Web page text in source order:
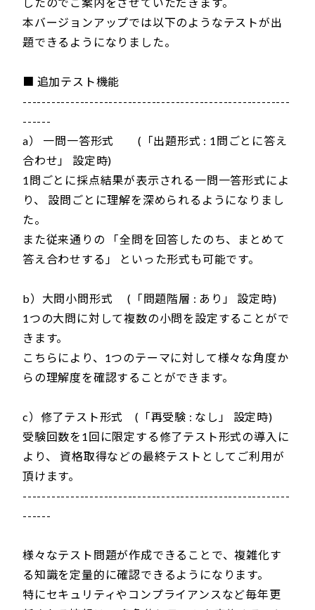
本バージョンアップでは以下のようなテストが出
題できるようになりました。
■ 追加テスト機能
--------------------------------------------------------
------
a） 一問一答形式 (「出題形式 : 1問ごとに答え
合わせ」 設定時)
1問ごとに採点結果が表示される一問一答形式によ
り、 設問ごとに理解を深められるようになりまし
た。
また従来通りの 「全問を回答したのち、まとめて
答え合わせする」 といった形式も可能です。
b）大問小問形式 (「問題階層 : あり」 設定時)
1つの大問に対して複数の小問を設定することがで
きます。
こちらにより、1つのテーマに対して様々な角度か
らの理解度を確認することができます。
c）修了テスト形式 (「再受験 : なし」 設定時)
受験回数を1回に限定する修了テスト形式の導入に
より、 資格取得などの最終テストとしてご利用が
頂けます。
--------------------------------------------------------
------
様々なテスト問題が作成できることで、複雑化す
る知識を定量的に確認できるようになります。
特にセキュリティやコンプライアンスなど毎年更